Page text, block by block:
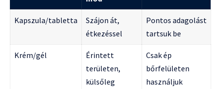
Kapszula/tabletta
Szájon át,
étkezéssel
Pontos adagolást
tartsuk be
Krém/gél
Érintett
területen,
külsőleg
Csak ép
bőrfelületen
használjuk